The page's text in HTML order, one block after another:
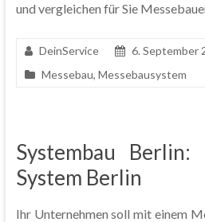
und vergleichen für Sie
DeinService
6. September
Messebau, Messebausystem
Systembau Berlin:
System Berlin
Ihr Unternehmen soll mit einem